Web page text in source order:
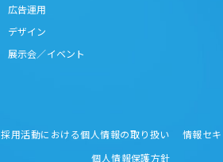
広告運用
デザイン
展示会／イベント
採用活動における個人情報の取り扱い
情報セ
個人情報保護方針